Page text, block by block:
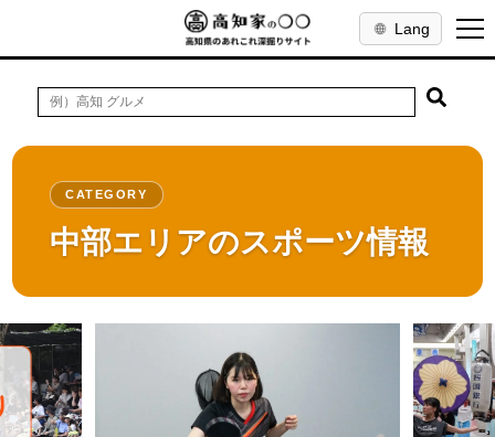
Lang
CATEGORY
中部エリアのスポーツ情報